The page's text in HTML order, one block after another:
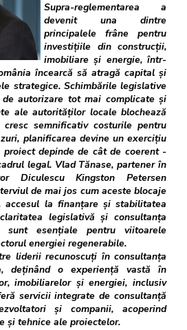
Supra-reglementarea a
devenit una dintre
principalele frâne pentru
investițiile din construcții,
imobiliare și energie, într-
încearcă să atragă capital și
strategice. Schimbările legislative
de autorizare tot mai complicate și
ale autorităților locale blochează
semnificativ costurile pentru
planificarea devine un exercițiu
depinde de cât de coerent -
legal. Vlad Tănase, partener în
Diculescu Kingston Petersen
de mai jos cum aceste blocaje
accesul la finanțare și stabilitatea
legislativă și consultanța
sunt esențiale pentru viitoarele
energiei regenerabile.
liderii recunoscuți în consultanța
deținând o experiență vastă în
imobiliarelor și energiei, inclusiv
servicii integrate de consultanță
și companii, acoperind
și tehnice ale proiectelor.